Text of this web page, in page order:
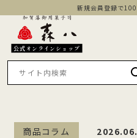
新規会員登録で
公式オンラインショップ
商品コラム